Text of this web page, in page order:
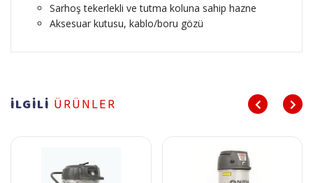
Sarhoş tekerlekli ve tutma koluna sahip hazne
Aksesuar kutusu, kablo/boru gözü
İLGİLİ ÜRÜNLER